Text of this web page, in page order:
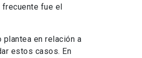
frecuente fue el
en relación a
estos casos. En